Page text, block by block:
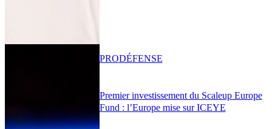
Premier investissement du Scaleup Europe
Fund : l’Europe mise sur ICEYE
PRODÉFENSE